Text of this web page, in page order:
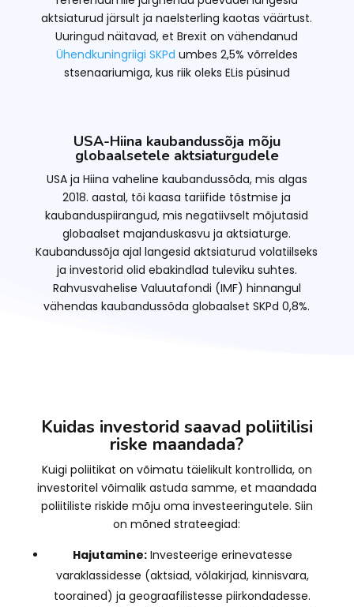
aktsiaturud järsult ja naelsterling kaotas väärtust.
Uuringud näitavad, et Brexit on vähendanud
Ühendkuningriigi SKPd umbes 2,5% võrreldes
stsenaariumiga, kus riik oleks ELis püsinud
USA-Hiina kaubandussõja mõju
globaalsetele aktsiaturgudele
USA ja Hiina vaheline kaubandussõda, mis algas
2018. aastal, tõi kaasa tariifide tõstmise ja
kaubanduspiirangud, mis negatiivselt mõjutasid
globaalset majanduskasvu ja aktsiaturge.
Kaubandussõja ajal langesid aktsiaturud volatiilseks
ja investorid olid ebakindlad tuleviku suhtes.
Rahvusvahelise Valuutafondi (IMF) hinnangul
vähendas kaubandussõda globaalset SKPd 0,8%.
Kuidas investorid saavad poliitilisi
riske maandada?
Kuigi poliitikat on võimatu täielikult kontrollida, on
investoritel võimalik astuda samme, et maandada
poliitiliste riskide mõju oma investeeringutele. Siin
on mõned strateegiad:
Hajutamine:Investeerige erinevatesse
varaklassidesse (aktsiad, võlakirjad, kinnisvara,
toorained) ja geograafilistesse piirkondadesse.